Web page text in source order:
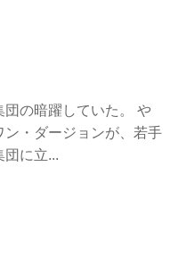
の暗躍していた。 や
・ダージョンが、若手
団に立...